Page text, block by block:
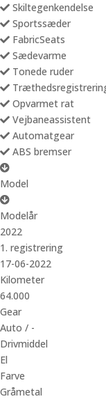
Skiltegenkendelse
Sportssæder
FabricSeats
Sædevarme
Tonede ruder
Opvarmet rat
Vejbaneassistent
Automatgear
ABS bremser
Model
Modelår
2022
1. registrering
17-06-2022
Kilometer
64.000
Gear
Auto / -
Drivmiddel
El
Farve
Gråmetal